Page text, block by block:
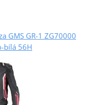
GMS GR-1 ZG70000
bílá 56H